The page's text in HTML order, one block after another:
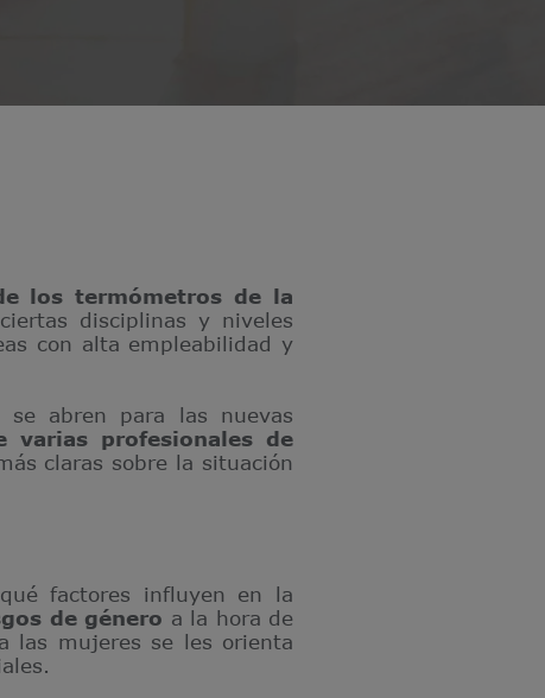
los termómetros de la
disciplinas y niveles
con alta empleabilidad y
se abren para las nuevas
varias profesionales de
claras sobre la situación
factores influyen en la
de género a la hora de
las mujeres se les orienta